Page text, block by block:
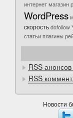
интернет магазин
WordPress
скорость dofollow
статьи плагины
RSS
RSS
Новости